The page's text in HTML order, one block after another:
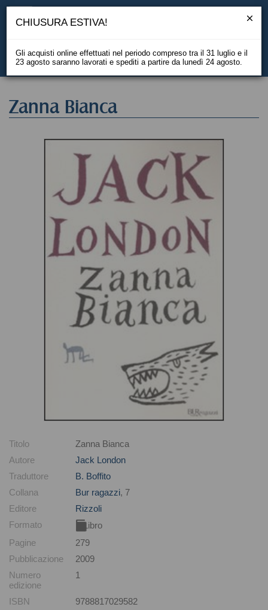
EN
Zanna Bianca
Titolo
Zanna Bianca
Autore
Jack London
Traduttore
B. Boffito
Collana
Bur ragazzi, 7
Editore
Rizzoli
Formato
Libro
Pagine
279
Pubblicazione
2009
Numero
edizione
1
ISBN
9788817029582
CHIUSURA ESTIVA!
Gli acquisti online effettuati nel periodo compreso tra il 31 luglio e il
23 agosto saranno lavorati e spediti a partire da lunedì 24 agosto.